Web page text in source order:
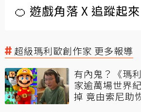
🍊 遊戲角落 X 追蹤起來
超級瑪利歐創作家 更多報導
有內鬼？《瑪
家逾萬場世界
掉 竟由索尼助